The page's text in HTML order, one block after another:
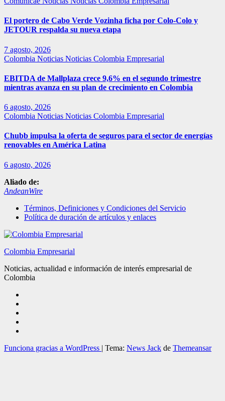
El portero de Cabo Verde Vozinha ficha por Colo-Colo y
JETOUR respalda su nueva etapa
7 agosto, 2026
Colombia Noticias Noticias Colombia Empresarial
EBITDA de Mallplaza crece 9,6% en el segundo trimestre
mientras avanza en su plan de crecimiento en Colombia
6 agosto, 2026
Colombia Noticias Noticias Colombia Empresarial
Chubb impulsa la oferta de seguros para el sector de energías
renovables en América Latina
6 agosto, 2026
Aliado de:
AndeanWire
Términos, Definiciones y Condiciones del Servicio
Política de duración de artículos y enlaces
Colombia Empresarial
Noticias, actualidad e información de interés empresarial de
Colombia
Funciona gracias a WordPress | Tema: News Jack de Themeansar